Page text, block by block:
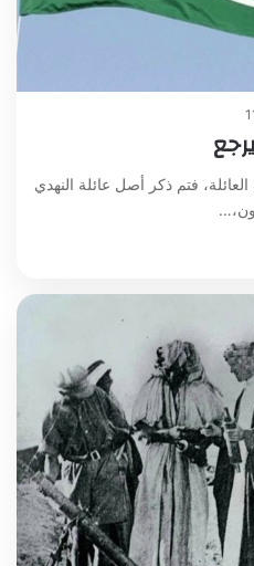
فتم ذكر أصل عائلة النهدي